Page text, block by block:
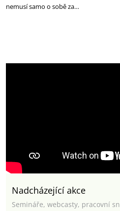
nemusí samo o sobě za…
Nadcházející akce
Semináře, webcasty, pracovní